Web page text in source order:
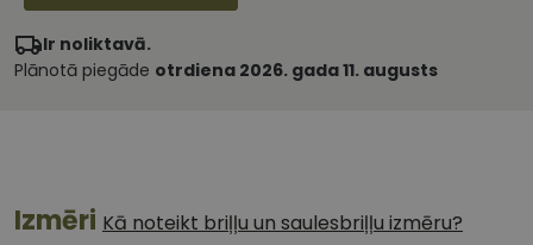
Ir noliktavā.
Plānotā piegāde otrdiena 2026. gada 11. augusts
Izmēri Kā noteikt briļļu un saulesbriļļu izmēru?